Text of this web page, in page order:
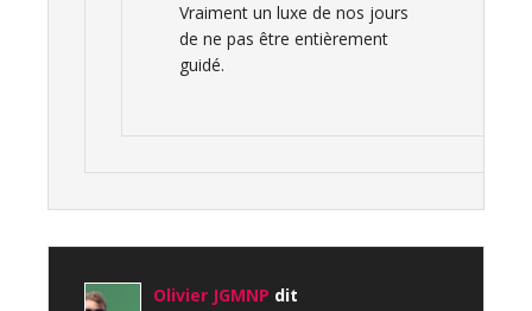
Vraiment un luxe de nos jours
de ne pas être entièrement
guidé.
Olivier JGMNP dit